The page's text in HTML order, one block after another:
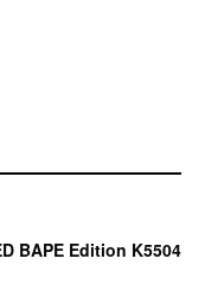
BAPE Edition K5504